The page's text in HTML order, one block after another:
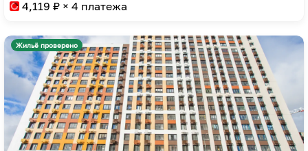
the
keyboard
shortcuts
for
changing
dates.
get
the
keyboard
shortcuts
for
changing
dates.
4,119 ₽ × 4 платежа
Жильё проверено